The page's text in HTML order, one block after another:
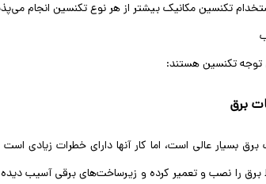
تکنسین مکانیک بیشتر از هر نوع تکنسین انجام
توجه تکنسین هستند:
برق
بسیار عالی است، اما کار آنها دارای خطرات
را نصب و تعمیر کرده و زیرساخت‌های برقی آسیب دیده